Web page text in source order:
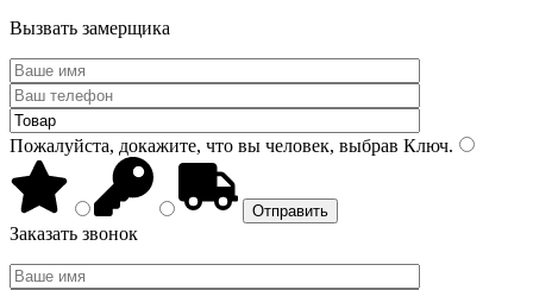
Вызвать замерщика
Пожалуйста, докажите, что вы человек, выбрав Ключ.
Заказать звонок